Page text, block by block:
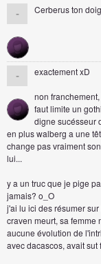
-
Cerberus ton
- exactement xD
non
faut limite un
digne sucésseur
en plus walberg a une
change pas vraiment
lui...
y a un truc que je pige
jamais? o_O
j'ai lu ici des résumer
craven meurt, sa femme
aucune évolution de
avec dacascos, avait sut